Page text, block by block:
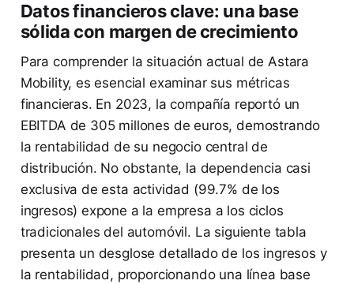
Datos financieros clave: una base
sólida con margen de crecimiento
Para comprender la situación actual de Astara
Mobility, es esencial examinar sus métricas
financieras. En 2023, la compañía reportó un
EBITDA de 305 millones de euros, demostrando
la rentabilidad de su negocio central de
distribución. No obstante, la dependencia casi
exclusiva de esta actividad (99.7% de los
ingresos) expone a la empresa a los ciclos
tradicionales del automóvil. La siguiente tabla
presenta un desglose detallado de los ingresos y
la rentabilidad, proporcionando una línea base